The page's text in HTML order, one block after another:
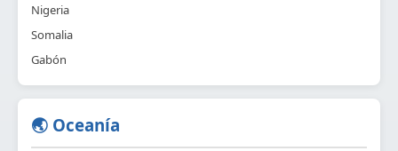
Nigeria
Somalia
Gabón
🌏 Oceanía